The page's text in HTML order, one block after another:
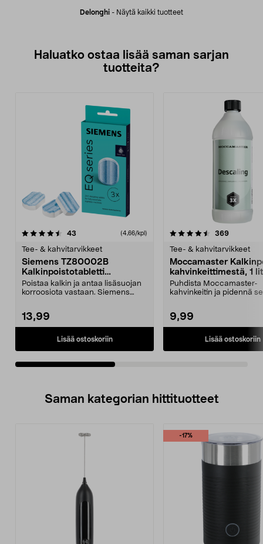
Delonghi - Näytä kaikki tuotteet
Haluatko ostaa lisää saman sarjan
tuotteita?
43 (4,66/kpl)
Tee- & kahvitarvikkeet
Siemens TZ80002B
Kalkinpoistotabletti
kahvikoneeseen, 3 kpl
Poistaa kalkin ja antaa lisäsuojan
korroosiota vastaan. Siemens
13,99
Lisää ostoskoriin
4.5viidestä
369arvostelut
Tee- & kahvitarvikkeet
Moccamaster
kahvinkeittimestä, 1
Puhdista Moccamaster-
kahvinkeitin ja pidennä
9,99
Lisää ostoskoriin
4.5viidestä
Saman kategorian hittituotteet
-17%